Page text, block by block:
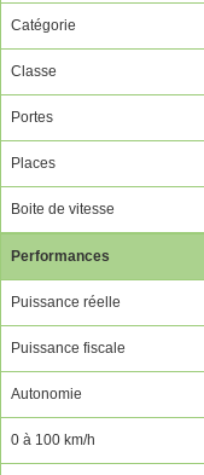
Catégorie
Classe
Portes
Places
Boite de vitesse
Performances
Puissance réelle
Puissance fiscale
Autonomie
0 à 100 km/h